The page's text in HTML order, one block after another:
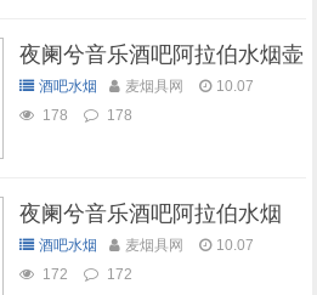
夜阑兮音乐酒吧阿拉伯水烟壶
酒吧水烟 麦烟具网
10.07
178
178
夜阑兮音乐酒吧阿拉伯水烟
酒吧水烟 麦烟具网
10.07
172
172